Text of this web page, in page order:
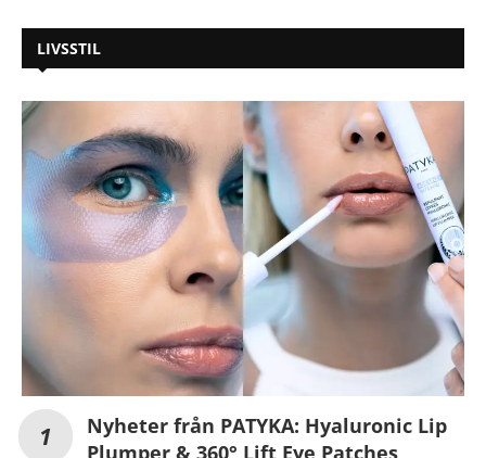
LIVSSTIL
Nyheter från PATYKA: Hyaluronic Lip
Plumper & 360° Lift Eye Patches